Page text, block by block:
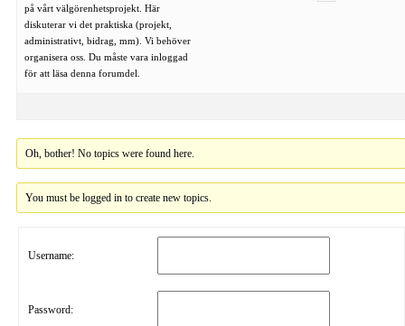
på vårt välgörenhetsprojekt. Här
diskuterar vi det praktiska (projekt,
administrativt, bidrag, mm). Vi behöver
organisera oss. Du måste vara inloggad
för att läsa denna forumdel.
Oh, bother! No topics were found here.
You must be logged in to create new topics.
Username:
Password: